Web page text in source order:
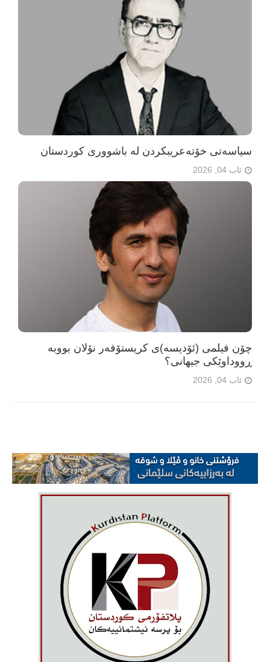
سیاسەتی خۆتەعریبکردن لە باشووری کوردستان
ئاب 04, 2026
چۆن فیلمی (ئۆدیسە)ی کریستۆفەر نۆلان بووبە
ڕووداوێکی جیهانی؟
ئاب 04, 2026